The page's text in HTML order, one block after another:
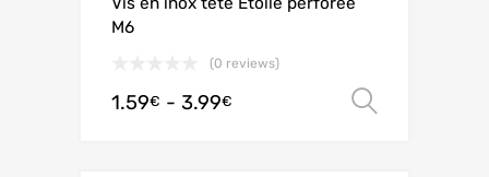
M6
(0 reviews)
1.59€ - 3.99€